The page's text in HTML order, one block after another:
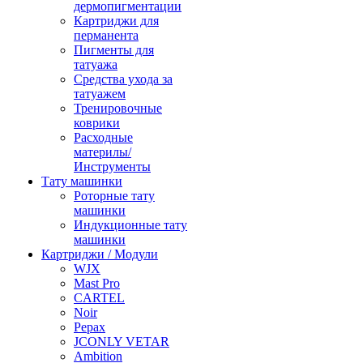
дермопигментации
Картриджи для
перманента
Пигменты для
татуажа
Средства ухода за
татуажем
Тренировочные
коврики
Расходные
материлы/
Инструменты
Тату машинки
Роторные тату
машинки
Индукционные тату
машинки
Картриджи / Модули
WJX
Mast Pro
CARTEL
Noir
Pepax
JCONLY VETAR
Ambition